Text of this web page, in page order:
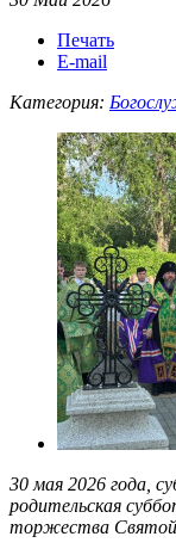
Печать
E-mail
Категория:
30 мая 2026 года,
родительская
торжества